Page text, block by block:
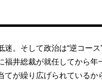
迷。そして政治は“逆コ
井総裁が就任してから
てが繰り広げられてい